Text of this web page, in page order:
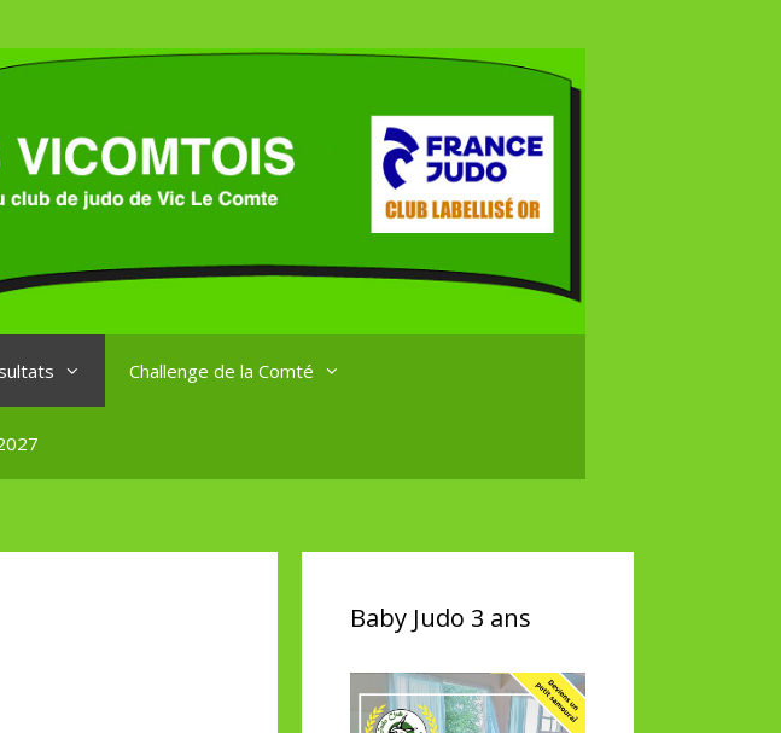
Challenge de la Comté
Baby Judo 3 ans